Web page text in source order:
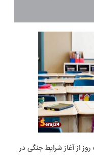
؛ در حالی که بیش از ۵۰ روز از آغاز شرایط جنگی در